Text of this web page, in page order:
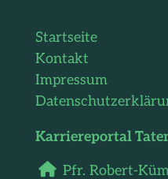
Startseite
Kontakt
Impressum
Karriereportal
Pfr. Robert-